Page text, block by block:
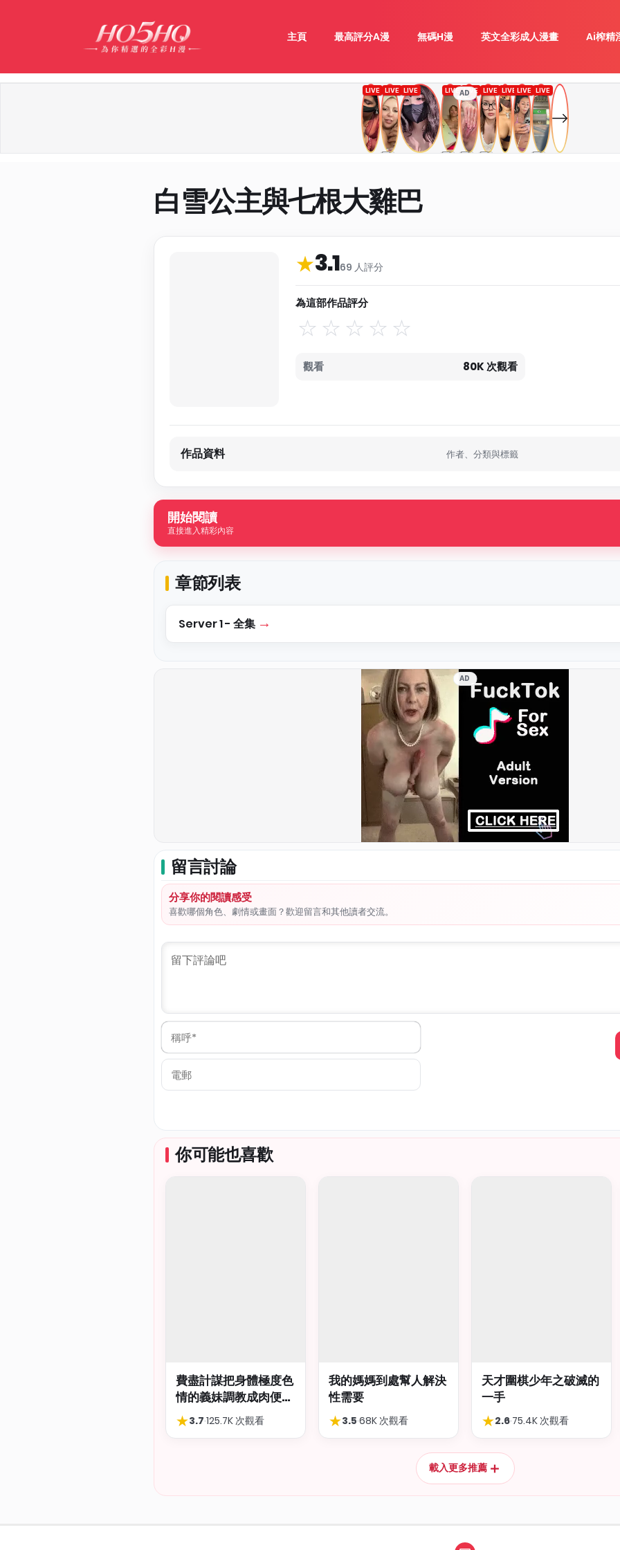
主頁 最高評分A漫 無碼H漫 英文全彩成人漫畫 Ai榨精
AD
白雪公主與七根大雞巴
★3.169 人評分
為這部作品評分
觀看 80K 次觀看
作品資料與分類
作品資料 作者、分類與標籤
開始閱讀
直接進入精彩內容
章節列表
Server 1 - 全集
AD
留言討論
分享你的閱讀感受
喜歡哪個角色、劇情或畫面？歡迎留言和其他讀者交流。
稱
*
你可能也喜歡
費盡計謀把身體極度色
情的義妹調教成肉便
器，結局卻出人意外
★3.7·125.7K 次觀看
我的媽媽到處幫人解決
性需要
★3.5·68K 次觀看
天才圍棋少年之破滅的
一手
★2.6·75.4K 次觀看
載入更多推薦＋